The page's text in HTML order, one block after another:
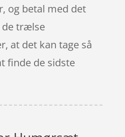
og betal med det
de trælse
at det kan tage så
finde de sidste